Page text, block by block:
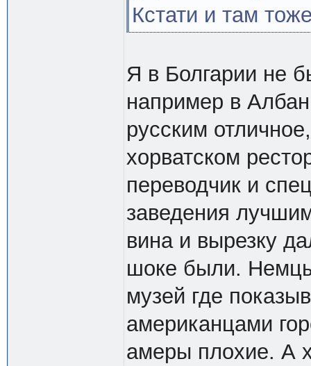
Кстати и там
Я в Болгарии не
например в
русским
хорватском
переводчик и
заведения
вина и вырезку
шоке были.
музей где
американцами
амеры плохие. А